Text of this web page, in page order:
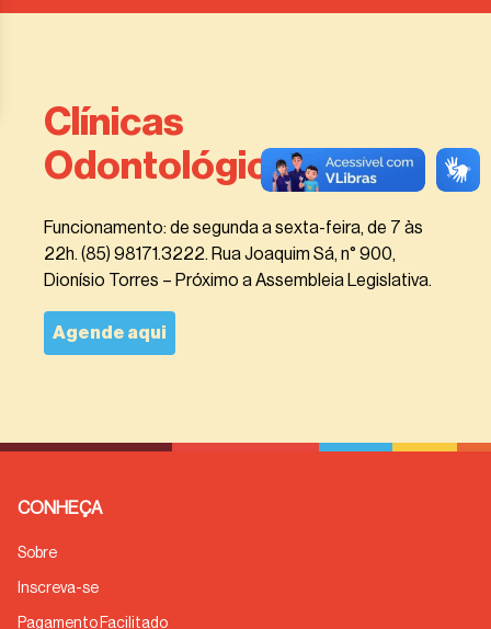
Clínicas
Odontológicas
Funcionamento: de segunda a sexta-feira, de 7 às
22h. (85) 98171.3222. Rua Joaquim Sá, n° 900,
Dionísio Torres – Próximo a Assembleia Legislativa.
Agende aqui
CONHEÇA
Sobre
Inscreva-se
Pagamento Facilitado